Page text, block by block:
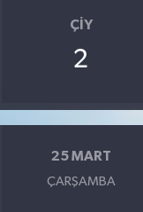
ÇIY
2
25 MART
ÇARŞAMBA